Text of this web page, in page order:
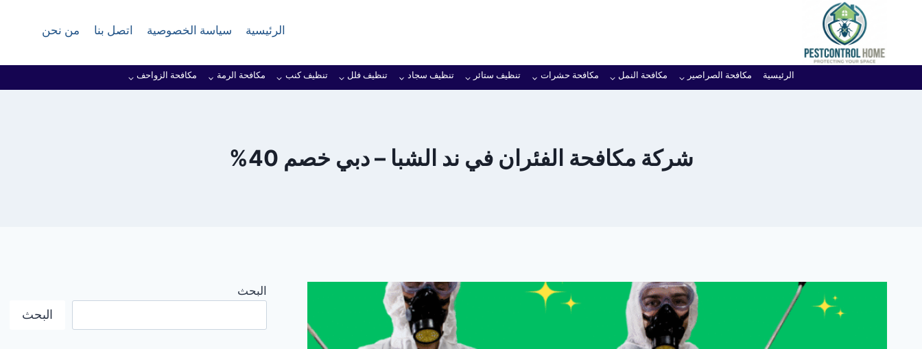
المحتوى
الرئيسية سياسة الخصوصية اتصل بنا من نحن
الرئيسية مكافحة الصراصير مكافحة النمل مكافحة حشرات تنظيف ستائر تنظيف سجاد تنظيف فلل تنظيف كنب مكافحة الرمة مكافحة الزواحف
شركة مكافحة الفئران في ند الشبا – دبي خصم 40%
البحث
البحث